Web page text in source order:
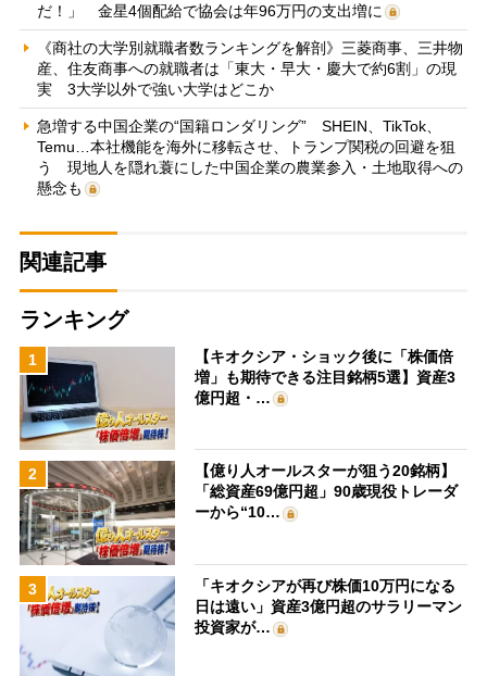
だ！」 金星4個配給で協会は年96万円の支出増に
《商社の大学別就職者数ランキングを解剖》三菱商事、三井物
産、住友商事への就職者は「東大・早大・慶大で約6割」の現
実 3大学以外で強い大学はどこか
急増する中国企業の“国籍ロンダリング” SHEIN、TikTok、
Temu…本社機能を海外に移転させ、トランプ関税の回避を狙
う 現地人を隠れ蓑にした中国企業の農業参入・土地取得への
懸念も
関連記事
ランキング
1
【キオクシア・ショック後に「株価倍
増」も期待できる注目銘柄5選】資産3
億円超・…
2
【億り人オールスターが狙う20銘柄】
「総資産69億円超」90歳現役トレーダ
ーから“10…
3
「キオクシアが再び株価10万円になる
日は遠い」資産3億円超のサラリーマン
投資家が…